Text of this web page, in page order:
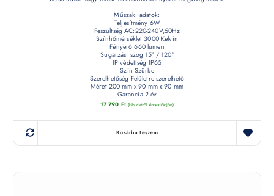
Műszaki adatok:
Teljesítmény 6W
Feszültség AC:220-240V,50Hz
Színhőmérséklet 3000 Kelvin
Fényerő 660 lumen
Sugárzási szög 15° / 120°
IP védettség IP65
Szín Szürke
Szerelhetőség Felületre szerelhető
Méret 200 mm x 90 mm x 90 mm
Garancia 2 év
17 790 Ft (készletről érdeklődjön)
Kosárba teszem